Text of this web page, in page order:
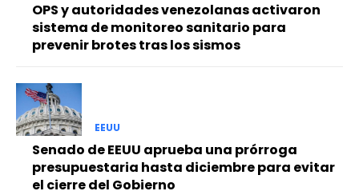
OPS y autoridades venezolanas activaron
sistema de monitoreo sanitario para
prevenir brotes tras los sismos
EEUU
Senado de EEUU aprueba una prórroga
presupuestaria hasta diciembre para evitar
el cierre del Gobierno